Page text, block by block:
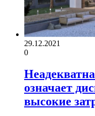
29.12.2021
0
означает
высокие